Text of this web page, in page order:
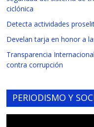
ciclónica
Detecta actividades
Develan tarja en honor a
Transparencia
contra corrupción
PERIODISMO Y